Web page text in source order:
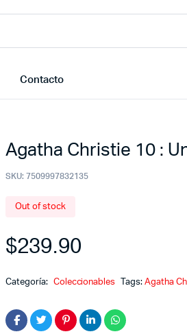
Contacto
Agatha Christie 10 :
SKU: 7509997832135
Out of stock
$239.90
Categoría: Coleccionables Tags:Agatha